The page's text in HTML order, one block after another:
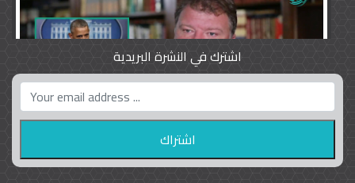
واشنطن بوست واللوبي المزدوج
اشترك في النشرة البريدية